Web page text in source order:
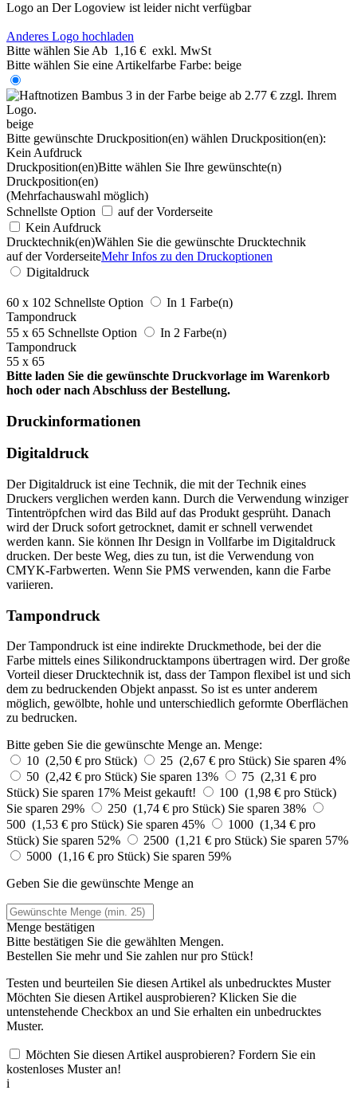
Logo an Der Logoview ist leider nicht verfügbar
Anderes Logo hochladen
Bitte wählen Sie Ab 1,16 € exkl. MwSt
Bitte wählen Sie eine Artikelfarbe Farbe: beige
beige
Bitte gewünschte Druckposition(en) wählen Druckposition(en):
Kein Aufdruck
Druckposition(en)Bitte wählen Sie Ihre gewünschte(n)
Druckposition(en)
(Mehrfachauswahl möglich)
Schnellste Option
auf der Vorderseite
Kein Aufdruck
Drucktechnik(en)Wählen Sie die gewünschte Drucktechnik
auf der VorderseiteMehr Infos zu den Druckoptionen
Digitaldruck
60 x 102 Schnellste Option
In 1 Farbe(n)
Tampondruck
55 x 65 Schnellste Option
In 2 Farbe(n)
Tampondruck
55 x 65
Bitte laden Sie die gewünschte Druckvorlage im Warenkorb
hoch oder nach Abschluss der Bestellung.
Druckinformationen
Digitaldruck
Der Digitaldruck ist eine Technik, die mit der Technik eines
Druckers verglichen werden kann. Durch die Verwendung winziger
Tintentröpfchen wird das Bild auf das Produkt gesprüht. Danach
wird der Druck sofort getrocknet, damit er schnell verwendet
werden kann. Sie können Ihr Design in Vollfarbe im Digitaldruck
drucken. Der beste Weg, dies zu tun, ist die Verwendung von
CMYK-Farbwerten. Wenn Sie PMS verwenden, kann die Farbe
variieren.
Tampondruck
Der Tampondruck ist eine indirekte Druckmethode, bei der die
Farbe mittels eines Silikondrucktampons übertragen wird. Der große
Vorteil dieser Drucktechnik ist, dass der Tampon flexibel ist und sich
dem zu bedruckenden Objekt anpasst. So ist es unter anderem
möglich, gewölbte, hohle und unterschiedlich geformte Oberflächen
zu bedrucken.
Bitte geben Sie die gewünschte Menge an. Menge:
10 (2,50 € pro Stück)
25 (2,67 € pro Stück) Sie sparen 4%
50 (2,42 € pro Stück) Sie sparen 13%
75 (2,31 € pro
Stück) Sie sparen 17% Meist gekauft!
100 (1,98 € pro Stück)
Sie sparen 29%
250 (1,74 € pro Stück) Sie sparen 38%
500 (1,53 € pro Stück) Sie sparen 45%
1000 (1,34 € pro
Stück) Sie sparen 52% 2500 (1,21 € pro Stück) Sie sparen 57%
5000 (1,16 € pro Stück) Sie sparen 59%
Geben Sie die gewünschte Menge an
Menge bestätigen
Bitte bestätigen Sie die gewählten Mengen.
Bestellen Sie mehr und Sie zahlen nurpro Stück!
Testen und beurteilen Sie diesen Artikel als unbedrucktes Muster
Möchten Sie diesen Artikel ausprobieren? Klicken Sie die
untenstehende Checkbox an und Sie erhalten ein unbedrucktes
Muster.
Möchten Sie diesen Artikel ausprobieren? Fordern Sie ein
kostenloses Muster an!
i